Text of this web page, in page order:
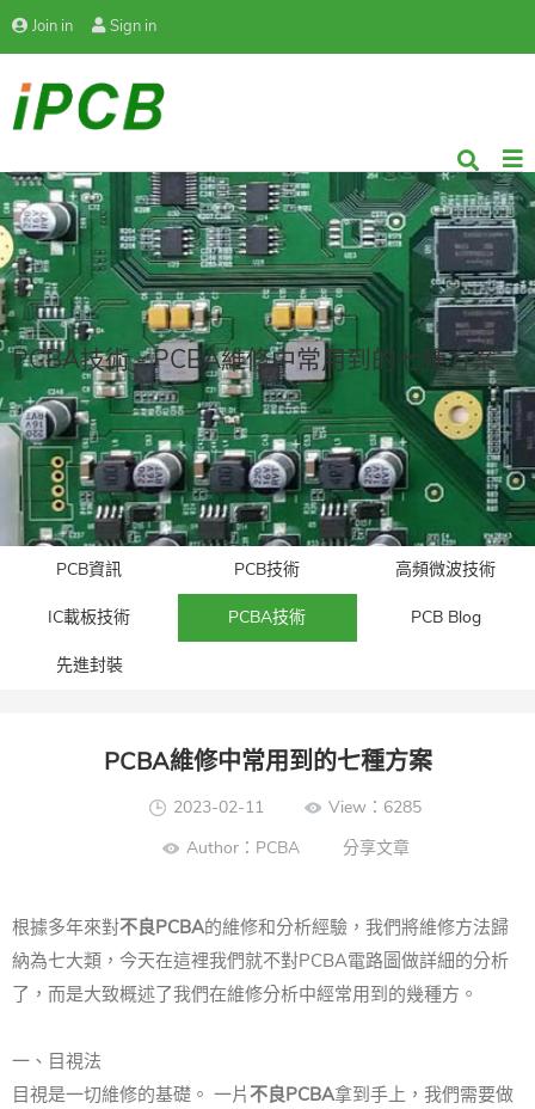
Join in Sign in
PCBA技術 - PCBA維修中常用到的七種方案
PCB資訊 PCB技術 高頻微波技術
IC載板技術 PCBA技術 PCB Blog
先進封裝​
PCBA維修中常用到的七種方案
2023-02-11
View：6285
Author：PCBA 分享文章
根據多年來對不良PCBA的維修和分析經驗，我們將維修方法歸
納為七大類，今天在這裡我們就不對PCBA電路圖做詳細的分析
了，而是大致概述了我們在維修分析中經常用到的幾種方。
一、目視法
目視是一切維修的基礎。 一片 不良PCBA拿到手上，我們需要做